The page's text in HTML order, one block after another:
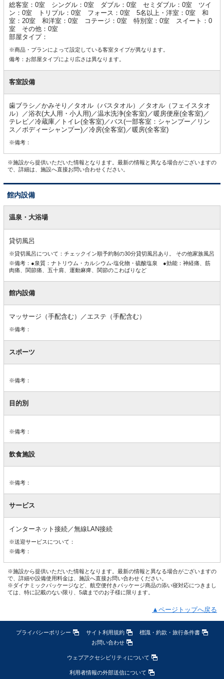
総客室：0室 シングル：0室 ダブル：0室 セミダブル：0室 ツイ
ン：0室 トリプル：0室 フォース：0室 5名以上・洋室：0室 和
室：20室 和洋室：0室 コテージ：0室 特別室：0室 スイート：0
室 その他：0室
部屋タイプ：
※商品・プランによって設定している客室タイプが異なります。
備考：お部屋タイプにより広さは異なります。
客室設備
歯ブラシ／かみそり／タオル（バスタオル）／タオル（フェイスタオ
ル）／浴衣(大人用・小人用)／温水洗浄(全客室)／暖房便座(全客室)／
テレビ／冷蔵庫／トイレ(全客室)／バス(一部客室：シャンプー／リン
ス／ボディーシャンプー)／冷房(全客室)／暖房(全客室)
※備考：
※施設から提供いただいた情報となります。最新の情報と異なる場合がございますの
で、詳細は、施設へ直接お問い合わせください。
館内設備
内温泉・大浴場
貸切風呂
※貸切風呂について：チェックイン順予約制の30分貸切風呂あり。 その他家族風呂
※備考：●泉質：ナトリウム・カルシウム-塩化物・硫酸塩泉 ●効能：神経痛、筋
肉痛、関節痛、五十肩、運動麻痺、関節のこわばりなど
館内設備
マッサージ（手配含む）／エステ（手配含む）
※備考：
スポーツ
※備考：
目的別
※備考：
飲食施設
※備考：
サービス
インターネット接続／無線LAN接続
※送迎サービスについて：
※備考：
※施設から提供いただいた情報となります。最新の情報と異なる場合がございますの
で、詳細や設備使用料金は、施設へ直接お問い合わせください。
※ダイナミックパッケージなど、航空便付きパッケージ商品の添い寝対応につきまし
ては、特に記載のない限り、5歳までのお子様に限ります。
▲ページトップへ戻る
プライバシーポリシー サイト利用規約
標識・約款・旅行条件書
お問い合わせ
ウェブアクセシビリティについて
利用者情報の外部送信について